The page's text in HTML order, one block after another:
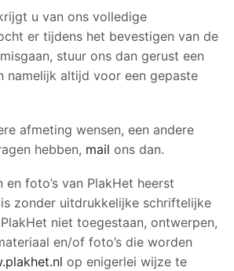
u van ons volledige
er tijdens het bevestigen van de
stuur ons dan gerust een
namelijk altijd voor een gepaste
afmeting wensen, een andere
hebben, mail ons dan.
foto’s van PlakHet heerst
zonder uitdrukkelijke schriftelijke
niet toegestaan, ontwerpen,
en/of foto’s die worden
op enigerlei wijze te